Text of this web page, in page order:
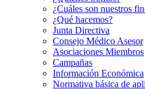
¿Cuáles son nuestros
¿Qué hacemos?
Junta Directiva
Consejo Médico Asesor
Asociaciones Miembros
Campañas
Información Económica
Normativa básica de